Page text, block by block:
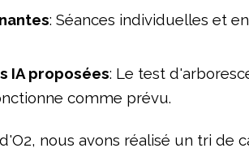
: Séances individuelles et
IA proposées: Le test
comme prévu.
nous avons réalisé un tri de